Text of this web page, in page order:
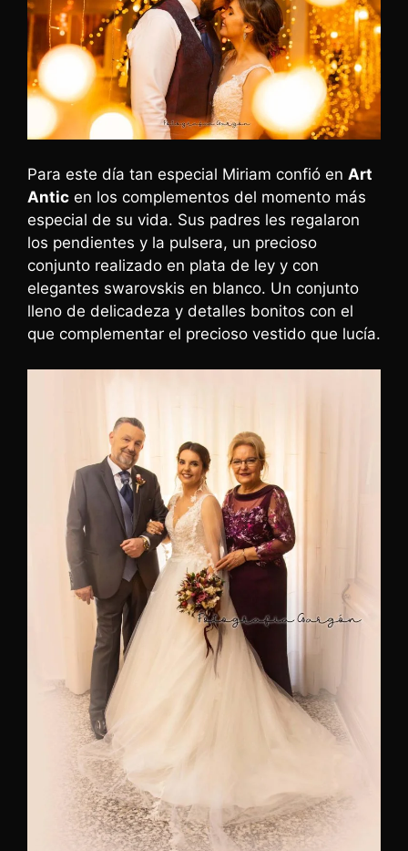
Para este día tan especial Miriam confió en Art
Antic en los complementos del momento más
especial de su vida. Sus padres les regalaron
los pendientes y la pulsera, un precioso
conjunto realizado en plata de ley y con
elegantes swarovskis en blanco. Un conjunto
lleno de delicadeza y detalles bonitos con el
que complementar el precioso vestido que lucía.